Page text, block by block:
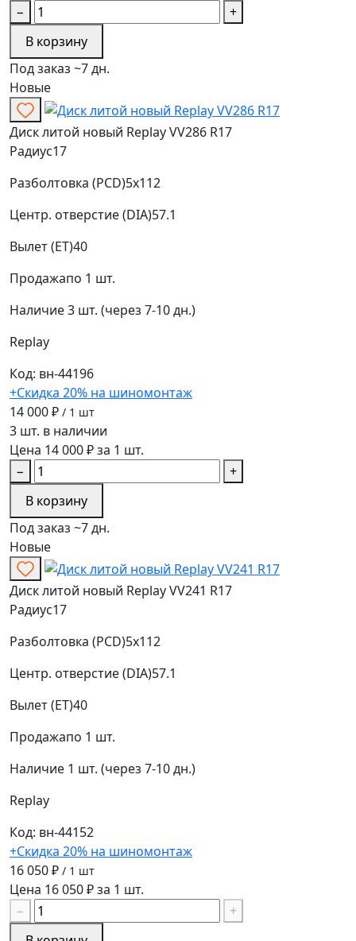
−
+
В корзину
Под заказ ~7 дн.
Новые
Диск литой новый Replay VV286 R17
Радиус17
Разболтовка (PCD)5x112
Центр. отверстие (DIA)57.1
Вылет (ET)40
Продажапо 1 шт.
Наличие3 шт. (через 7-10 дн.)
Replay
Код: вн-44196
+Скидка 20% на шиномонтаж
14 000 ₽ / 1 шт
3 шт. в наличии
Цена 14 000 ₽ за 1 шт.
−
+
В корзину
Под заказ ~7 дн.
Новые
Диск литой новый Replay VV241 R17
Радиус17
Разболтовка (PCD)5x112
Центр. отверстие (DIA)57.1
Вылет (ET)40
Продажапо 1 шт.
Наличие 1 шт. (через 7-10 дн.)
Replay
Код: вн-44152
+Скидка 20% на шиномонтаж
16 050 ₽ / 1 шт
Цена 16 050 ₽ за 1 шт.
−
+